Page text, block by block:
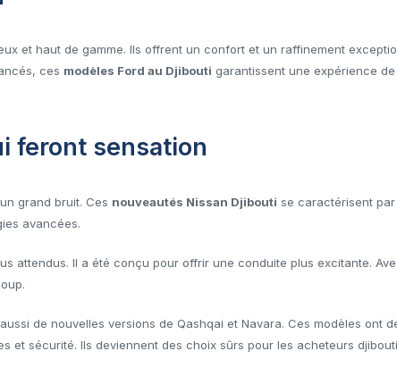
et haut de gamme. Ils offrent un confort et un raffinement
ces modèles Ford au Djibouti garantissent une expérience
feront sensation
grand bruit. Ces nouveautés Nissan Djibouti se caractérisent
avancées.
attendus. Il a été conçu pour offrir une conduite plus excitante.
de nouvelles versions de Qashqai et Navara. Ces modèles ont
et sécurité. Ils deviennent des choix sûrs pour les acheteurs